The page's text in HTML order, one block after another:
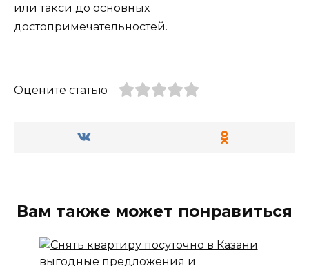
или такси до основных
достопримечательностей.
Оцените статью
Вам также может понравиться